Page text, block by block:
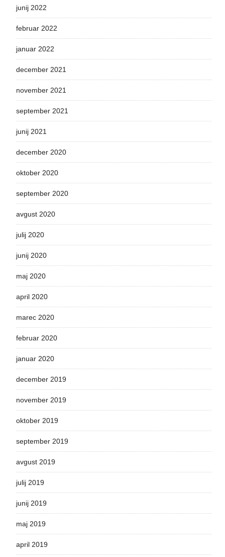
junij 2022
februar 2022
januar 2022
december 2021
november 2021
september 2021
junij 2021
december 2020
oktober 2020
september 2020
avgust 2020
julij 2020
junij 2020
maj 2020
april 2020
marec 2020
februar 2020
januar 2020
december 2019
november 2019
oktober 2019
september 2019
avgust 2019
julij 2019
junij 2019
maj 2019
april 2019